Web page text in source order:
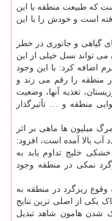
که طبیعت منطقه با این
است و خودش را با این
گیاهی و جانوری در خطر
تواند نسل خیلی از این
اضافه کرد: با این وجود
منطقه را رقم می زند و
تغذیه آنها، وضعیت
منطقه و … تأثیرگذار
میلیون ها ماهی بر اثر
بالا آمده است، افزود:
خلیج تداوم یابد به
نمکی در منطقه وجود
ریزگرد در منطقه به
یکی از اصلی ترین نتایج
شدن هامون شاهد تبدیل